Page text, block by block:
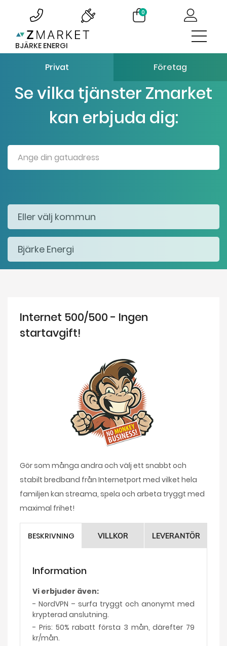
0
BJÄRKE ENERGI
Privat Företag
Se vilka tjänster Zmarket
kan erbjuda dig:
Internet 500/500 - Ingen
startavgift!
Gör som många andra och välj ett snabbt och
stabilt bredband från Internetport med vilket hela
familjen kan streama, spela och arbeta tryggt med
maximal frihet!
BESKRIVNING VILLKOR LEVERANTÖR
Information
Vi erbjuder även:
- NordVPN – surfa tryggt och anonymt med
krypterad anslutning.
- Pris: 50% rabatt första 3 mån, därefter 79
kr/mån.